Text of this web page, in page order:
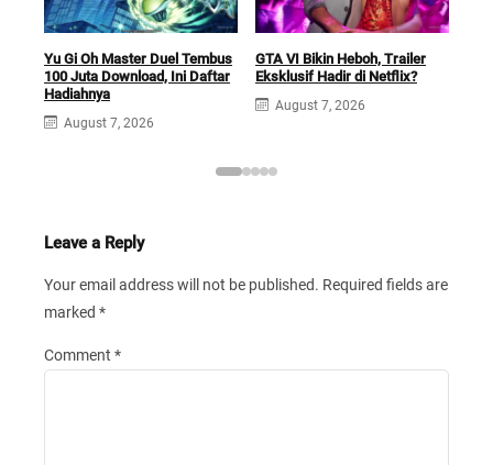
Yu Gi Oh Master Duel Tembus
100 Juta Download, Ini Daftar
Hadiahnya
August 7, 2026
GTA VI Bikin Heboh, Trailer
Eksklusif Hadir di Netflix?
August 7, 2026
Leave a Reply
Your email address will not be published. Required fields are
marked *
Comment *